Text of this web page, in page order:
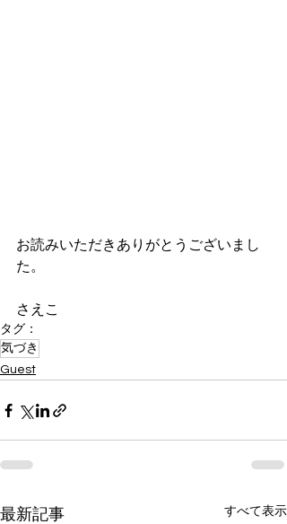
お読みいただきありがとうございまし
た。
さえこ
タグ：
気づき
Guest
最新記事 すべて表示